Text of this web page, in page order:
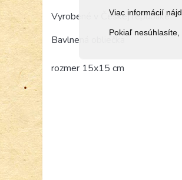
Viac informácií
Pokiaľ
Vyrobené v Českej republike
Bavlnená obliečka
rozmer 15x15 cm